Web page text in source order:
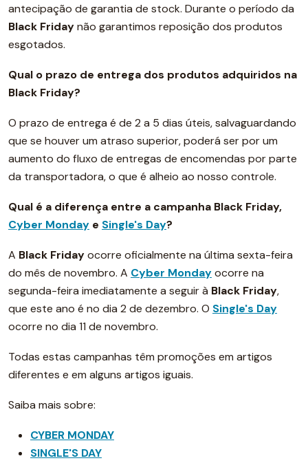
antecipação de garantia de stock. Durante o período da
Black Fridaynão garantimos reposição dos produtos
esgotados.
Qual o prazo de entrega dos produtos adquiridos na
Black Friday?
O prazo de entrega é de 2 a 5 dias úteis, salvaguardando
que se houver um atraso superior, poderá ser por um
aumento do fluxo de entregas de encomendas por parte
da transportadora, o que é alheio ao nosso controle.
Qual é a diferença entre a campanha Black Friday,
Cyber Monday e Single's Day?
A Black Fridayocorre oficialmente na última sexta-feira
do mês de novembro. A Cyber Mondayocorre na
segunda-feira imediatamente a seguir à Black Friday,
que este ano é no dia 2 de dezembro. O Single's Day
ocorre no dia 11 de novembro.
Todas estas campanhas têm promoções em artigos
diferentes e em alguns artigos iguais.
Saiba mais sobre:
CYBER MONDAY
SINGLE'S DAY